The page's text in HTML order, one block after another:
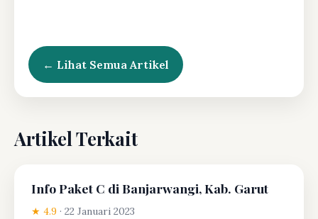
← Lihat Semua Artikel
Artikel Terkait
Info Paket C di Banjarwangi, Kab. Garut
★ 4.9 · 22 Januari 2023